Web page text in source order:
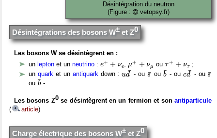
Désintégration du neutron
(Figure :
vetopsy.fr)
Désintégrations des bosons W± et Z0
Les bosons W se désintègrent en :
un lepton et un neutrino : e+ + νe
+ +ν , μ+ + νμ
+ ν ou τ+ + ντ
+ ν
;
un quarket un antiquarkdown :u ¯
d
u d¯
- ou¯
s
s ¯ou ¯
b
b
- ou c ¯
d
d¯
- ou¯
s
s
ou ¯
b
b¯
-.
Les bosons Z0se désintègrent en un fermion et sonantiparticule
(
article)
Charge électrique des bosons W± et Z0